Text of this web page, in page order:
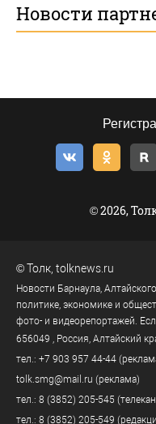
Новости
© 2026,
©Толк tolknews.ru
Новости Барнаула,
политике, экономике и
фото- и видеорепортажей.
656049
, Россия, Алтайский
тел.: +7 903 957 44-44
tolk.smg@mail.ru (реклама)
тел.: 8 (3852) 205-545
тел.: 8 (3852) 205-549